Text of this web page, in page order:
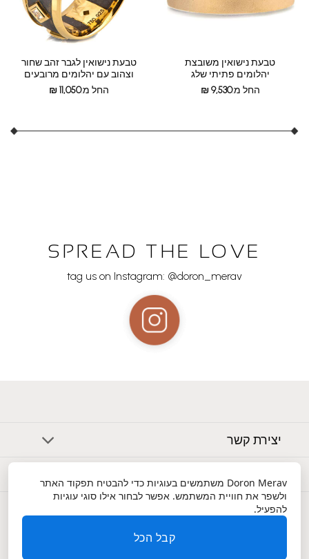
טבעת נישואין משובצת
יהלומים פתיתי שלג
החל מ:
₪9,530
טבעת נישואין לגבר זהב שחור
וצהוב עם יהלומים מרובעים
החל מ:
₪11,050
SPREAD THE LOVE
tag us on Instagram: @doron_merav
יצירת קשר
שירות לקוחות
Doron Merav משתמשים בעוגיות כדי להבטיח תפקוד האתר
ולשפר את חוויית המשתמש. אפשר לבחור אילו סוגי עוגיות
להפעיל.
קבל הכל